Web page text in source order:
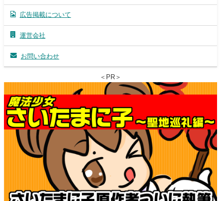
広告掲載について
運営会社
お問い合わせ
＜PR＞